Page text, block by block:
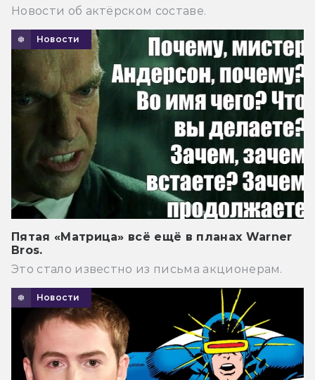
Новости об актёрском составе.
Новости
Пятая «Матрица» всё ещё в планах Warner
Bros.
Это стало известно из письма акционерам.
Новости